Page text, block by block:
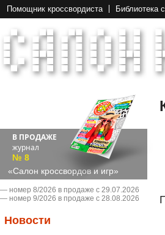
Помощник кроссвордиста Библиотека
В ПРОДАЖЕ
журнал
№ 8
«Салон кроссвордов и игр»
― номер 8/2026 в продаже с 29.07.2026
― номер 9/2026 в продаже с 28.08.2026
Новости